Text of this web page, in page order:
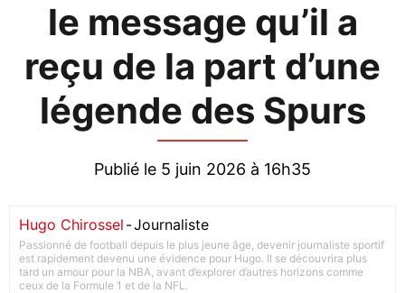
le message qu’il a
reçu de la part d’une
légende des Spurs
Publié le 5 juin 2026 à 16h35
Hugo Chirossel -Journaliste
Passionné de football depuis le plus jeune âge, devenir journaliste sportif
est rapidement devenu une évidence pour Hugo. Il se découvrira plus
tard un amour pour la NBA, avant d’explorer d’autres horizons comme
ceux de la Formule 1 et de la NFL.